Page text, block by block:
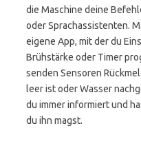
die Maschine deine
oder Sprachassistenten.
eigene App, mit der du
Brühstärke oder Timer
senden Sensoren
leer ist oder Wasser
du immer informiert und
du ihn magst.